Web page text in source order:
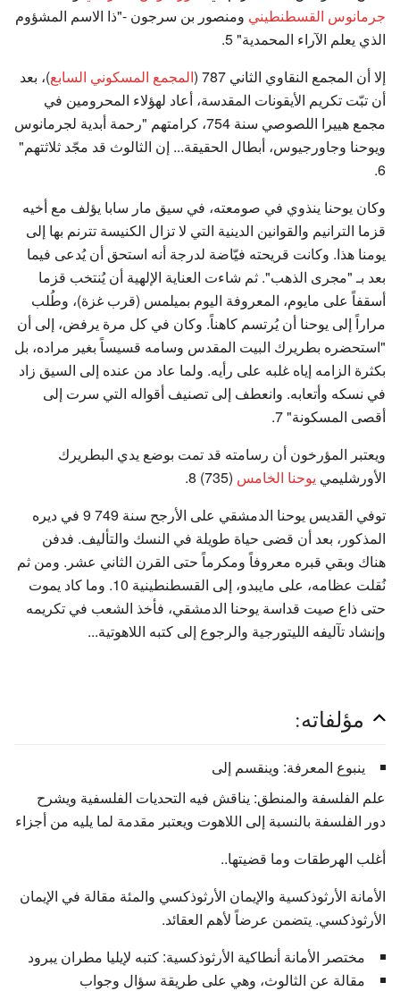
جرمانوس القسطنطيني ومنصور بن سرجون -"ذا الاسم المشؤوم
الذي يعلم الآراء المحمدية" 5.
إلا أن المجمع النقاوي الثاني 787 (
المجمع المسكوني السابع)، بعد
أن تبّت تكريم الأيقونات المقدسة، أعاد لهؤلاء المحرومين في
مجمع هييرا اللصوصي سنة 754، كرامتهم "رحمة أبدية لجرمانوس
ويوحنا وجاورجيوس، أبطال الحقيقة... إن الثالوث قد مجّد ثلاثتهم"
6.
وكان يوحنا ينذوي في صومعته، في سيق مار سابا يؤلف مع أخيه
قزما الترانيم والقوانين الدينية التي لا تزال الكنيسة تترنم بها إلى
يومنا هذا. وكانت قريحته فيّاضة لدرجة أنه استحق أن يُدعى فيما
بعد بـ "مجرى الذهب". ثم شاءت العناية الإلهية أن يُنتخب قزما
أسقفاً على مايوم، المعروفة اليوم بميلمس (قرب غزة)، وطُلب
مراراً إلى يوحنا أن يُرتسم كاهناً. وكان في كل مرة يرفض، إلى أن
"استحضره بطريرك البيت المقدس وسامه قسيساً بغير مراده، بل
بكثرة الزامه إياه غلبه على رأيه. ولما عاد من عنده إلى السيق زاد
في نسكه وأتعابه. وانعطف إلى تصنيف أقواله التي سرت إلى
أقصى المسكونة" 7.
ويعتبر المؤرخون أن رسامته قد تمت بوضع يدي البطريرك
الأورشليمي يوحنا الخامس (735) 8.
توفي القديس يوحنا الدمشقي على الأرجح سنة 749 9 في ديره
المذكور، بعد أن قضى حياة طويلة في النسك والتأليف. فدفن
هناك وبقي قبره معروفاً ومكرماً حتى القرن الثاني عشر. ومن ثم
نُقلت عظامه، على مايبدو، إلى القسطنطينية 10. وما كاد يموت
حتى ذاع صيت قداسة يوحنا الدمشقي، فأخذ الشعب في تكريمه
وإنشاد تآليفه الليتورجية والرجوع إلى كتبه اللاهوتية...
مؤلفاته:
ينبوع المعرفة: وينقسم إلى
علم الفلسفة والمنطق: يناقش فيه التحديات الفلسفية ويشرح
دور الفلسفة بالنسبة إلى اللاهوت ويعتبر مقدمة لما يليه من أجزاء
أغلب الهرطقات وما قضيتها..
الأمانة الأرثوذكسية والإيمان الأرثوذكسي والمئة مقالة في الإيمان
الأرثوذكسي. يتضمن عرضاً لأهم العقائد.
مختصر الأمانة أنطاكية الأرثوذكسية: كتبه لإيليا مطران يبرود
مقالة عن الثالوث، وهي على طريقة سؤال وجواب